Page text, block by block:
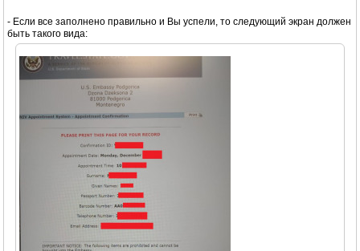
- Если все заполнено правильно и Вы успели, то следующий экран должен
быть такого вида: